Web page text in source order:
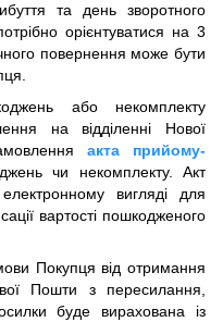
та день зворотного
орієнтуватися на 3
повернення може бути
або некомплекту
на відділенні Нової
акта прийому-
чи некомплекту. Акт
вигляді для
вартості пошкодженого
Покупця від отримання
Пошти з пересилання,
буде вирахована із